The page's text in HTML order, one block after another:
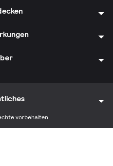
vorbehalten.